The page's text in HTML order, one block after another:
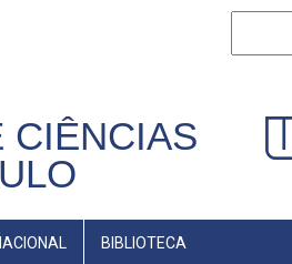
CIÊNCIAS
BIBLIOTECA